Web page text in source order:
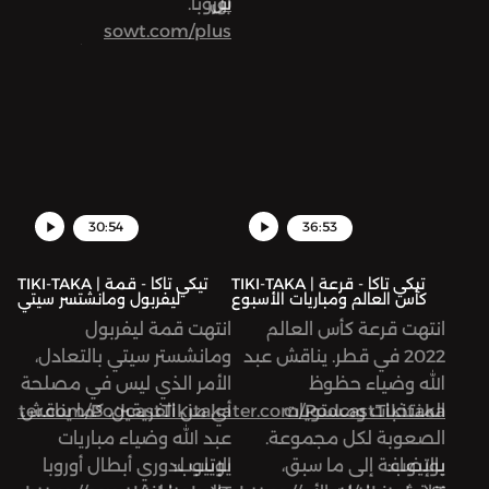
بودكاست «تيكي تاكا» برنامج
يُقدّم لكم تغطية أسبوعية
وحوارات ثريّة حول الكرة
الأوروبية والعربية.
تابعوا حسابات «تيكي تاكا»
على:
تويتر:
sowt.com/plus
30:54
TIKI-TAKA | تيكي تاكا - قمة
ليفربول ومانشتسر سيتي
انتهت قمة ليفربول
ومانشستر سيتي بالتعادل،
الأمر الذي ليس في مصلحة
أي من الفريقين. كما يناقش
عبد الله وضياء مباريات
الإياب لدوري أبطال أوروبا
PodcastTikitaka
يوتيوب:
36:53
TIKI-TAKA | تيكي تاكا - قرعة
كأس العالم ومباريات الأسبوع
انتهت قرعة كأس العالم
2022 في قطر. يناقش عبد
الله وضياء حظوظ
المنتخبات ومستويات
الصعوبة لكل مجموعة.
بالإضافة إلى ما سبق،
https://twitter.com/PodcastTikitaka
يوتيوب: